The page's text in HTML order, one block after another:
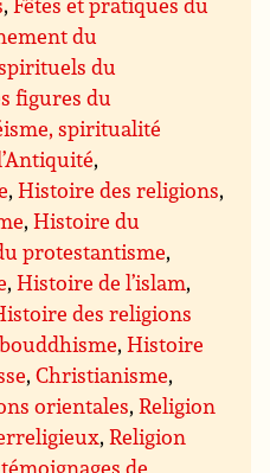
du
du
figures du
spiritualité
,
,Histoire des religions,
,Histoire du
protestantisme,
,Histoire de l’islam,
des religions
,Histoire
,Christianisme,
orientales,Religion
,Religion
de